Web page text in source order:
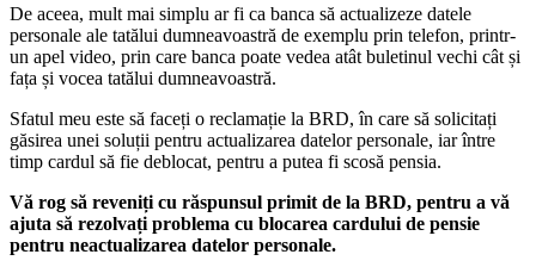
De aceea, mult mai simplu ar fi ca banca să actualizeze datele
personale ale tatălui dumneavoastră de exemplu prin telefon, printr-
un apel video, prin care banca poate vedea atât buletinul vechi cât și
fața și vocea tatălui dumneavoastră.
Sfatul meu este să faceți o reclamație la BRD, în care să solicitați
găsirea unei soluții pentru actualizarea datelor personale, iar între
timp cardul să fie deblocat, pentru a putea fi scosă pensia.
Vă rog să reveniți cu răspunsul primit de la BRD, pentru a vă
ajuta să rezolvați problema cu blocarea cardului de pensie
pentru neactualizarea datelor personale.